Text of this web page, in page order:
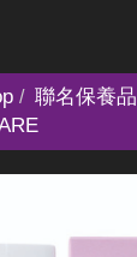
聯名保養品